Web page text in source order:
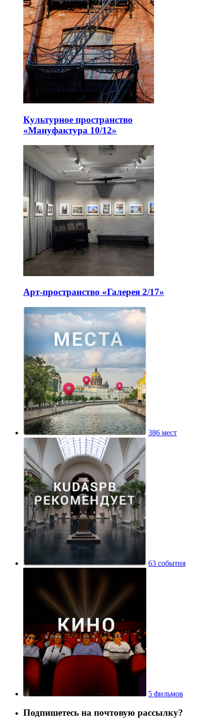
Культурное пространство
«Мануфактура 10/12»
Арт-пространство «Галерея 2/17»
386 мест
63 события
5 фильмов
Подпишетесь на почтовую рассылку?